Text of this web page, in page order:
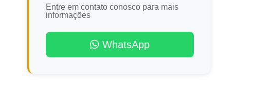
Entre em contato conosco para mais
informações
WhatsApp